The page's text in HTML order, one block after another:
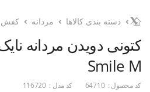
دسته بندی کالاها مردانه کفش
Smile M
کد محصول : 64710 کد مدل : 116720